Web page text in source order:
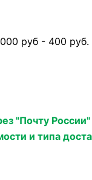
руб - 400
"Почту
и типа